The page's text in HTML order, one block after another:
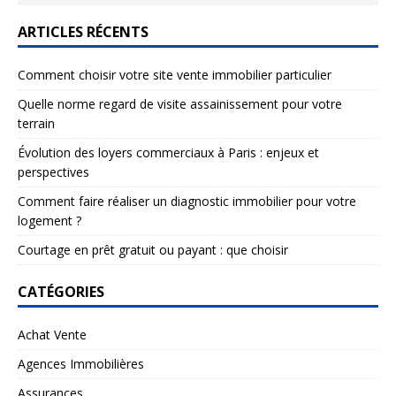
ARTICLES RÉCENTS
Comment choisir votre site vente immobilier particulier
Quelle norme regard de visite assainissement pour votre
terrain
Évolution des loyers commerciaux à Paris : enjeux et
perspectives
Comment faire réaliser un diagnostic immobilier pour votre
logement ?
Courtage en prêt gratuit ou payant : que choisir
CATÉGORIES
Achat Vente
Agences Immobilières